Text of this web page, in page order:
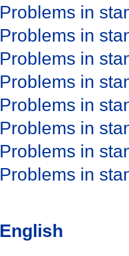
Problems in
Problems in
Problems in
Problems in
Problems in
Problems in
Problems in
Problems in
English